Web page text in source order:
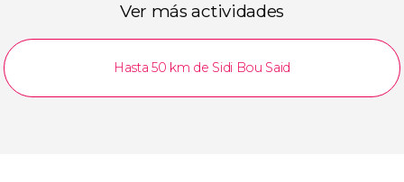
Ver más actividades
Hasta 50 km de Sidi Bou Said